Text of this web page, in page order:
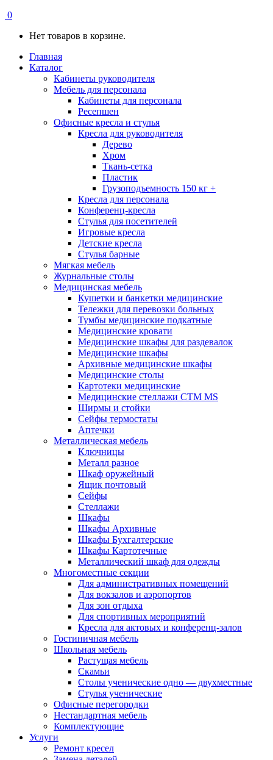
0
Нет товаров в корзине.
Главная
Каталог
Кабинеты руководителя
Мебель для персонала
Кабинеты для персонала
Ресепшен
Офисные кресла и стулья
Кресла для руководителя
Дерево
Хром
Ткань-сетка
Пластик
Грузоподъемность 150 кг +
Кресла для персонала
Конференц-кресла
Стулья для посетителей
Игровые кресла
Детские кресла
Стулья барные
Мягкая мебель
Журнальные столы
Медицинская мебель
Кушетки и банкетки медицинские
Тележки для перевозки больных
Тумбы медицинские подкатные
Медицинские кровати
Медицинские шкафы для раздевалок
Медицинские шкафы
Архивные медицинские шкафы
Медицинские столы
Картотеки медицинские
Медицинские стеллажи CTM MS
Ширмы и стойки
Сейфы термостаты
Аптечки
Металлическая мебель
Ключницы
Металл разное
Шкаф оружейный
Ящик почтовый
Сейфы
Стеллажи
Шкафы
Шкафы Архивные
Шкафы Бухгалтерские
Шкафы Картотечные
Металлический шкаф для одежды
Многоместные секции
Для административных помещений
Для вокзалов и аэропортов
Для зон отдыха
Для спортивных мероприятий
Кресла для актовых и конференц-залов
Гостиничная мебель
Школьная мебель
Растущая мебель
Скамьи
Столы ученические одно — двухместные
Стулья ученические
Офисные перегородки
Нестандартная мебель
Комплектующие
Услуги
Ремонт кресел